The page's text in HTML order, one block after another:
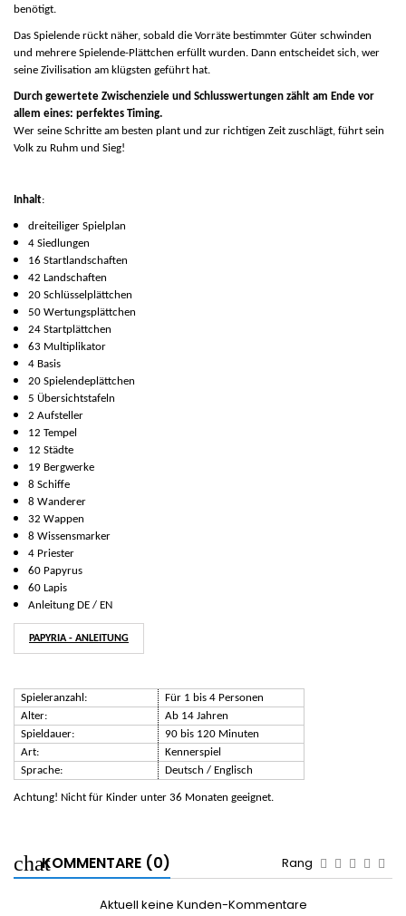
benötigt.
Das Spielende rückt näher, sobald die Vorräte bestimmter Güter schwinden
und mehrere Spielende-Plättchen erfüllt wurden. Dann entscheidet sich, wer
seine Zivilisation am klügsten geführt hat.
Durch gewertete Zwischenziele und Schlusswertungen zählt am Ende vor
allem eines: perfektes Timing.
Wer seine Schritte am besten plant und zur richtigen Zeit zuschlägt, führt sein
Volk zu Ruhm und Sieg!
Inhalt:
dreiteiliger Spielplan
4 Siedlungen
16 Startlandschaften
42 Landschaften
20 Schlüsselplättchen
50 Wertungsplättchen
24 Startplättchen
63 Multiplikator
4 Basis
20 Spielendeplättchen
5 Übersichtstafeln
2 Aufsteller
12 Tempel
12 Städte
19 Bergwerke
8 Schiffe
8 Wanderer
32 Wappen
8 Wissensmarker
4 Priester
60 Papyrus
60 Lapis
Anleitung DE / EN
PAPYRIA - ANLEITUNG
Spieleranzahl:
Für 1 bis 4 Personen
Alter:
Ab 14 Jahren
Spieldauer:
90 bis 120 Minuten
Art:
Kennerspiel
Sprache:
Deutsch / Englisch
Achtung! Nicht für Kinder unter 36 Monaten geeignet.
KOMMENTARE (0) Rang
Aktuell keine Kunden-Kommentare